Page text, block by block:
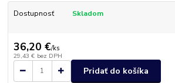
Dostupnosť Skladom
36,20 €/ks
29,43 € bez DPH
Pridať do košíka